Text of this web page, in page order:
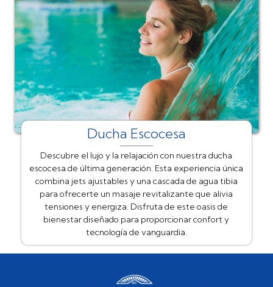
Ducha Escocesa
Descubre el lujo y la relajación con nuestra ducha
escocesa de última generación. Esta experiencia única
combina jets ajustables y una cascada de agua tibia
para ofrecerte un masaje revitalizante que alivia
tensiones y energiza. Disfruta de este oasis de
bienestar diseñado para proporcionar confort y
tecnología de vanguardia.